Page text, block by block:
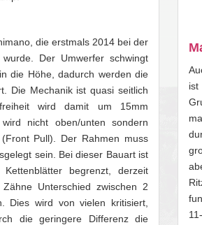
ist
die erstmals 2014 bei der
Der Umwerfer schwingt
die Höhe, dadurch werden die
Die Mechanik ist quasi seitlich
wird damit um 15mm
nicht oben/unten sondern
Pull). Der Rahmen muss
sein. Bei dieser Bauart ist
begrenzt, derzeit
Unterschied zwischen 2
Dies wird von vielen kritisiert,
die geringere Differenz die